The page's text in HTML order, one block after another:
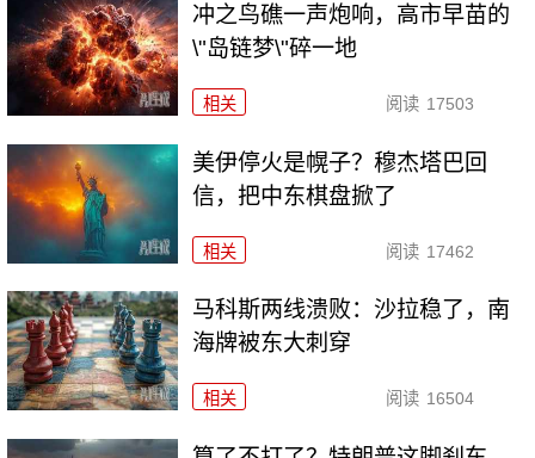
冲之鸟礁一声炮响，高市早苗的
\"岛链梦\"碎一地
相关 阅读 17503
美伊停火是幌子？穆杰塔巴回
信，把中东棋盘掀了
相关 阅读 17462
马科斯两线溃败：沙拉稳了，南
海牌被东大刺穿
相关 阅读 16504